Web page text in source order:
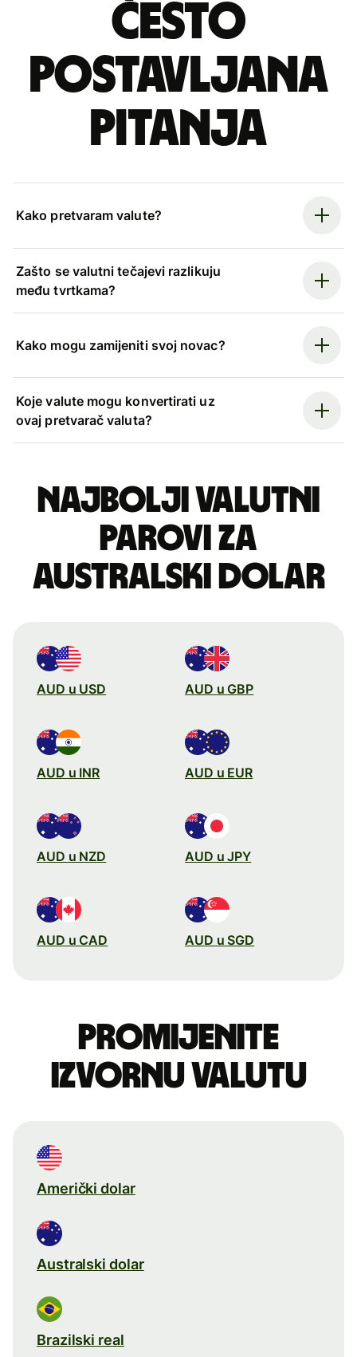
Često
postavljana
pitanja
Kako pretvaram valute?
Zašto se valutni tečajevi razlikuju
među tvrtkama?
Kako mogu zamijeniti svoj novac?
Koje valute mogu konvertirati uz
ovaj pretvarač valuta?
Najbolji valutni
parovi za
australski dolar
AUD u USD AUD u GBP
AUD u INR AUD u EUR
AUD u NZD AUD u JPY
AUD u CAD AUD u SGD
Promijenite
izvornu valutu
Američki dolar
Australski dolar
Brazilski real